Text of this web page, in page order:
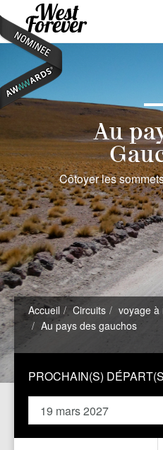
Au
Côtoyer les
Accueil Circuits
voyage à
Au pays des gauchos
PROCHAIN(S)